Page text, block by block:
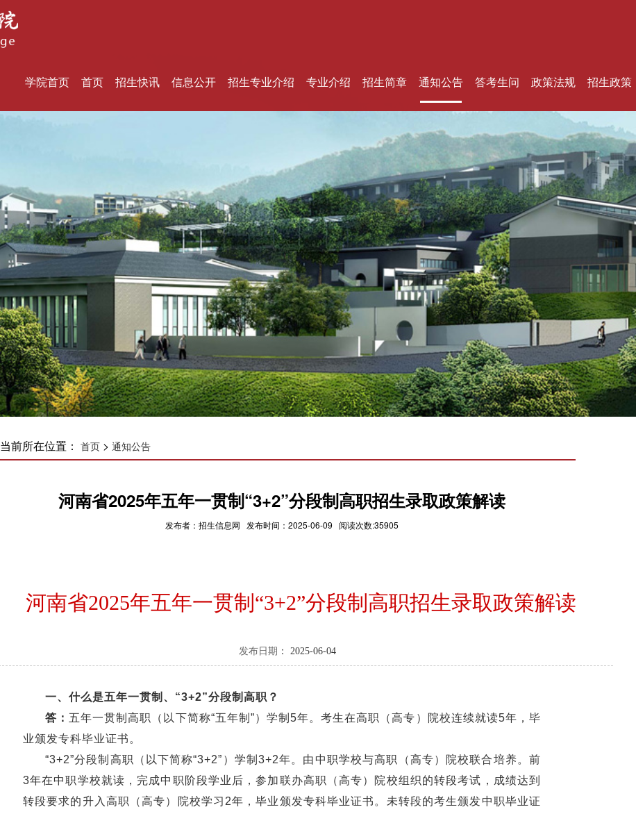
学院首页 首页 招生快讯 信息公开 招生专业介绍 专业介绍 招生简章 通知公告 答考生问 政策法规 招生政策
当前所在位置： 首页> 通知公告
河南省2025年五年一贯制“3+2”分段制高职招生录取政策解读
发布者：招生信息网 发布时间：2025-06-09 阅读次数:35905
河南省2025年五年一贯制“3+2”分段制高职招生录取政策解读
发布日期 ： 2025-06-04
一、什么是五年一贯制、“3+2”分段制高职？
答： 五年一贯制高职（以下简称“五年制”）学制5年。考生在高职（高专）院校连续就读5年，毕
业颁发专科毕业证书。
“3+2”分段制高职（以下简称“3+2”）学制3+2年。由中职学校与高职（高专）院校联合培养。前
3年在中职学校就读，完成中职阶段学业后，参加联办高职（高专）院校组织的转段考试，成绩达到
转段要求的升入高职（高专）院校学习2年，毕业颁发专科毕业证书。未转段的考生颁发中职毕业证